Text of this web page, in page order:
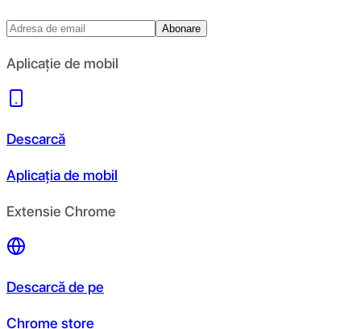
Abonare
Aplicație de mobil
Descarcă
Aplicația de mobil
Extensie Chrome
Descarcă de pe
Chrome store